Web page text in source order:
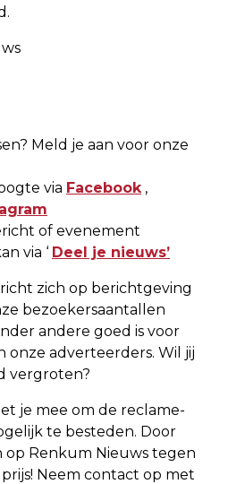
Meld je aan voor onze
via Facebook ,
of evenement
via ‘ Deel je nieuws’
richt zich op berichtgeving
bezoekersaantallen
andere goed is voor
onze adverteerders. Wil jij
vergroten?
je mee om de reclame-
te besteden. Door
op Renkum Nieuws tegen
Neem contact op met